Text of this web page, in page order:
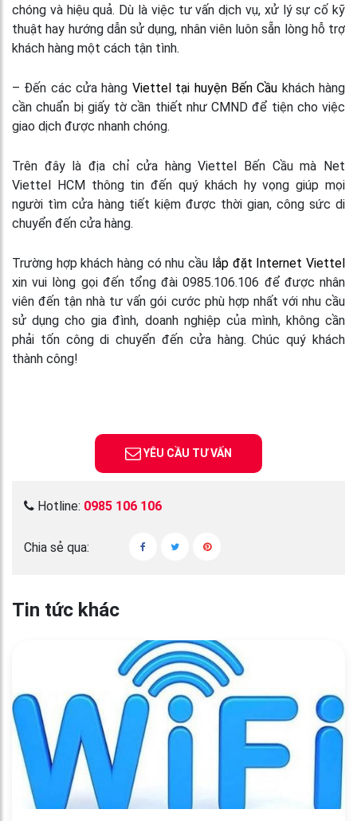
chóng và hiệu quả. Dù là việc tư vấn dịch vụ, xử lý sự cố kỹ
thuật hay hướng dẫn sử dụng, nhân viên luôn sẵn lòng hỗ trợ
khách hàng một cách tận tình.
– Đến các cửa hàng Viettel tại huyện Bến Cầu khách hàng
cần chuẩn bị giấy tờ cần thiết như CMND để tiện cho việc
giao dịch được nhanh chóng.
Trên đây là địa chỉ cửa hàng Viettel Bến Cầu mà Net
Viettel HCM thông tin đến quý khách hy vọng giúp mọi
người tìm cửa hàng tiết kiệm được thời gian, công sức di
chuyển đến cửa hàng.
Trường hợp khách hàng có nhu cầu lắp đặt Internet Viettel
xin vui lòng gọi đến tổng đài 0985.106.106 để được nhân
viên đến tận nhà tư vấn gói cước phù hợp nhất với nhu cầu
sử dụng cho gia đình, doanh nghiệp của mình, không cần
phải tốn công di chuyển đến cửa hàng. Chúc quý khách
thành công!
YÊU CẦU TƯ VẤN
Hotline: 0985 106 106
Chia sẻ qua:
Tin tức khác